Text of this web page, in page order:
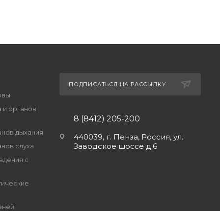
и органов
дыхания
слуха
с
ПОДПИСАТЬСЯ НА РАССЫЛКУ
8 (8412) 205-200
440039, г. Пенза, Россия, ул.
Заводское шоссе д.6